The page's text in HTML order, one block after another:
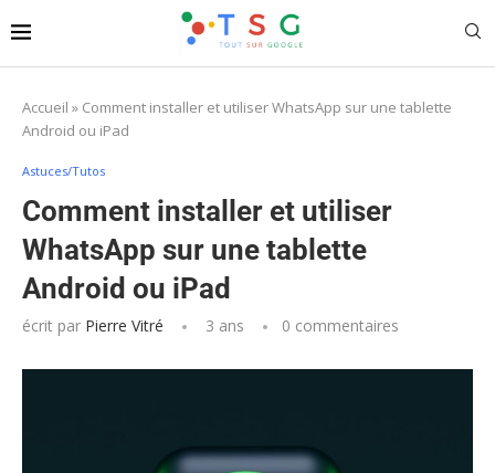
Accueil » Comment installer et utiliser WhatsApp sur une tablette
Android ou iPad
Astuces/Tutos
Comment installer et utiliser
WhatsApp sur une tablette
Android ou iPad
écrit par Pierre Vitré 3 ans 0 commentaires